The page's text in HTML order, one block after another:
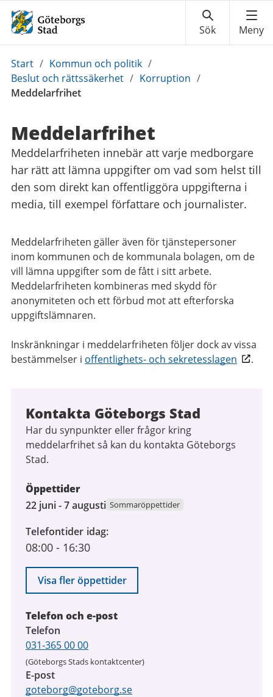
Du
är
här:
Start / Kommun och politik /
Beslut och rättssäkerhet / Korruption /
Meddelarfrihet
Meddelarfrihet
Meddelarfriheten innebär att varje medborgare
har rätt att lämna uppgifter om vad som helst till
den som direkt kan offentliggöra uppgifterna i
media, till exempel författare och journalister.
Meddelarfriheten gäller även för tjänstepersoner
inom kommunen och de kommunala bolagen, om de
vill lämna uppgifter som de fått i sitt arbete.
Meddelarfriheten kombineras med skydd för
anonymiteten och ett förbud mot att efterforska
uppgiftslämnaren.
Inskränkningar i meddelarfriheten följer dock av vissa
bestämmelser i offentlighets- och sekretesslagen .
Kontakta Göteborgs Stad
Har du synpunkter eller frågor kring
meddelarfrihet så kan du kontakta Göteborgs
Stad.
Öppettider
22
2026
till
augusti
2026
22 juni - 7 augusti Sommaröppettider
Telefontider idag
08:00 - 16:30
Visa fler öppettider
Telefon och e-post
Telefon
031-365 00 00
(Göteborgs Stads kontaktcenter)
E-post
goteborg@goteborg.se